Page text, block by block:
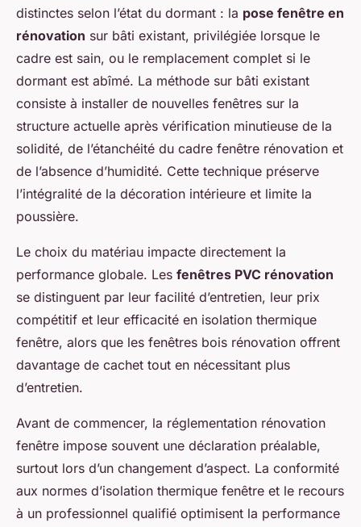
distinctes selon l’état du dormant : la pose fenêtre en
rénovation sur bâti existant, privilégiée lorsque le
cadre est sain, ou le remplacement complet si le
dormant est abîmé. La méthode sur bâti existant
consiste à installer de nouvelles fenêtres sur la
structure actuelle après vérification minutieuse de la
solidité, de l’étanchéité du cadre fenêtre rénovation et
de l’absence d’humidité. Cette technique préserve
l’intégralité de la décoration intérieure et limite la
poussière.
Le choix du matériau impacte directement la
performance globale. Les fenêtres PVC rénovation
se distinguent par leur facilité d’entretien, leur prix
compétitif et leur efficacité en isolation thermique
fenêtre, alors que les fenêtres bois rénovation offrent
davantage de cachet tout en nécessitant plus
d’entretien.
Avant de commencer, la réglementation rénovation
fenêtre impose souvent une déclaration préalable,
surtout lors d’un changement d’aspect. La conformité
aux normes d’isolation thermique fenêtre et le recours
à un professionnel qualifié optimisent la performance